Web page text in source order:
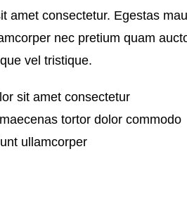
amet consectetur. Egestas
nec pretium quam
vel tristique.
sit amet consectetur
tortor dolor commodo
ullamcorper